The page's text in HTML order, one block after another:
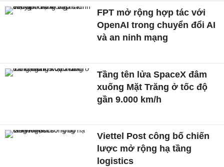
FPT mở rộng hợp tác với
OpenAI trong chuyển đổi AI
và an ninh mạng
Tầng tên lửa SpaceX đâm
xuống Mặt Trăng ở tốc độ
gần 9.000 km/h
Viettel Post công bố chiến
lược mở rộng hạ tầng
logistics